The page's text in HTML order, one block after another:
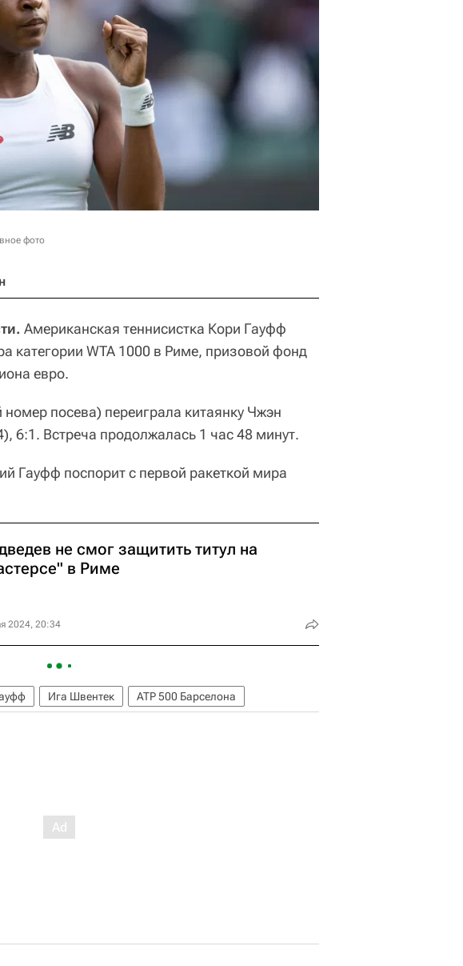
фото
Американская теннисистка Кори Гауфф
категории WTA 1000 в Риме, призовой фонд
евро.
посева) переиграла китаянку Чжэн
6:1. Встреча продолжалась 1 час 48 минут.
Гауфф поспорит с первой ракеткой мира
не смог защитить титул на
в Риме
2024, 20:34
Ига Швентек ATP 500 Барселона